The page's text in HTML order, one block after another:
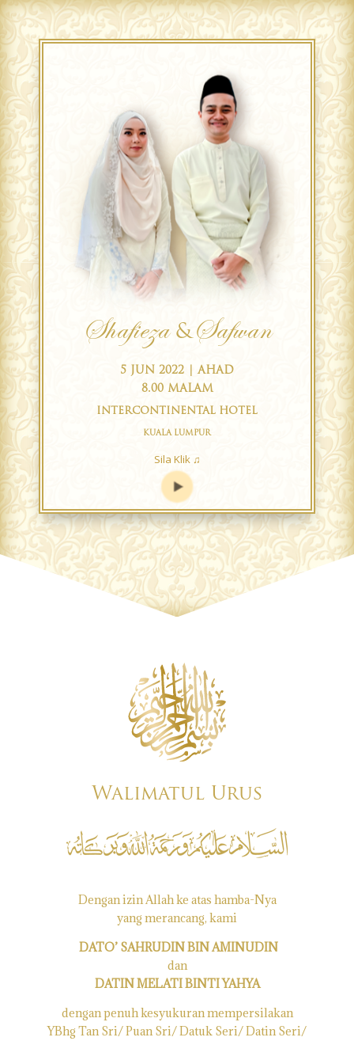
Shafieza &Safwan
5 JUN 2022 | AHAD
8.00 MALAM
INTERCONTINENTAL HOTEL
KUALA LUMPUR
Sila Klik ♫
Walimatul Urus
Dengan izin Allah ke atas hamba-Nya
yang merancang, kami
DATO’ SAHRUDIN BIN AMINUDIN
dan
DATIN MELATI BINTI YAHYA
dengan penuh kesyukuran mempersilakan
YBhg Tan Sri/ Puan Sri/ Datuk Seri/ Datin Seri/